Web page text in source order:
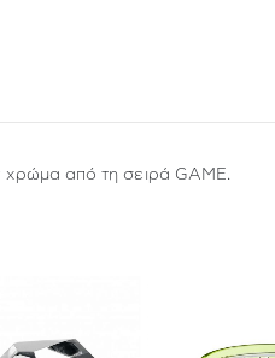
χρώμα από τη σειρά GAME.